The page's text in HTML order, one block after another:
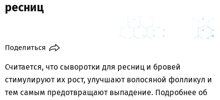
ресниц
Поделиться
Считается, что сыворотки для ресниц и бровей
стимулируют их рост, улучшают волосяной фолликул и
тем самым предотвращают выпадение. Подробнее об